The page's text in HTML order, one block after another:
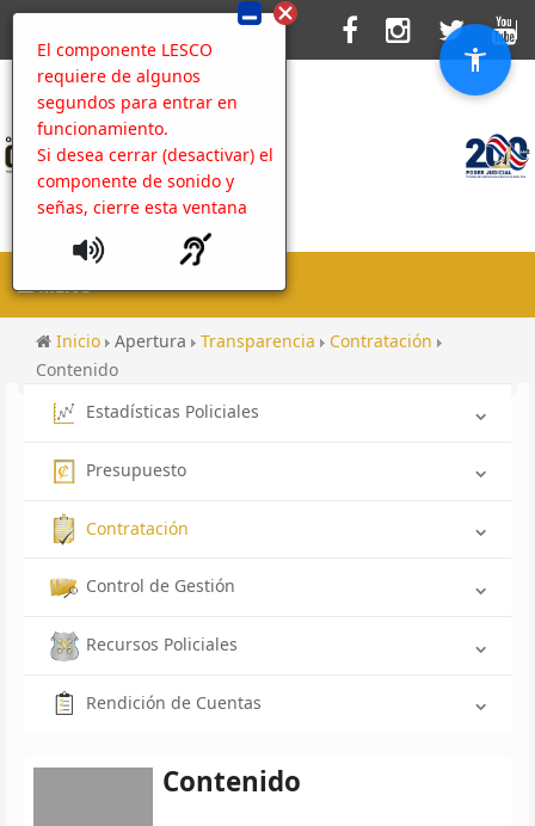
El componente LESCO
requiere de algunos
segundos para entrar en
funcionamiento.
Si desea cerrar (desactivar) el
componente de sonido y
señas, cierre esta ventana
MENU
Inicio Apertura Transparencia
Contratación
Contenido
Estadísticas Policiales
Presupuesto
Contratación
Control de Gestión
Recursos Policiales
Rendición de Cuentas
Contenido